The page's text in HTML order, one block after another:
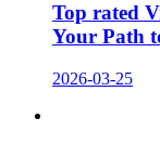
Top rated
Your Path
2026-03-25